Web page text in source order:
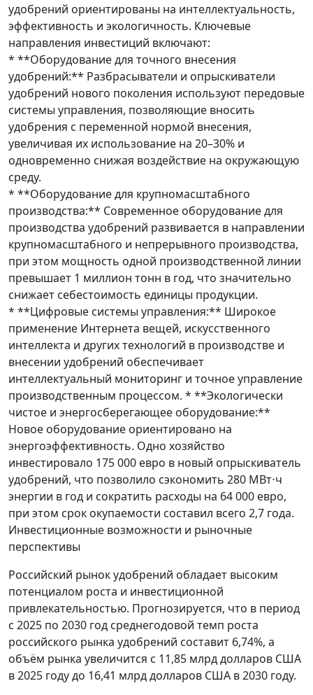
удобрений ориентированы на интеллектуальность,
эффективность и экологичность. Ключевые
направления инвестиций включают:
* **Оборудование для точного внесения
удобрений:** Разбрасыватели и опрыскиватели
удобрений нового поколения используют передовые
системы управления, позволяющие вносить
удобрения с переменной нормой внесения,
увеличивая их использование на 20–30% и
одновременно снижая воздействие на окружающую
среду.
* **Оборудование для крупномасштабного
производства:** Современное оборудование для
производства удобрений развивается в направлении
крупномасштабного и непрерывного производства,
при этом мощность одной производственной линии
превышает 1 миллион тонн в год, что значительно
снижает себестоимость единицы продукции.
* **Цифровые системы управления:** Широкое
применение Интернета вещей, искусственного
интеллекта и других технологий в производстве и
внесении удобрений обеспечивает
интеллектуальный мониторинг и точное управление
производственным процессом. * **Экологически
чистое и энергосберегающее оборудование:**
Новое оборудование ориентировано на
энергоэффективность. Одно хозяйство
инвестировало 175 000 евро в новый опрыскиватель
удобрений, что позволило сэкономить 280 МВт⋅ч
энергии в год и сократить расходы на 64 000 евро,
при этом срок окупаемости составил всего 2,7 года.
Инвестиционные возможности и рыночные
перспективы
Российский рынок удобрений обладает высоким
потенциалом роста и инвестиционной
привлекательностью. Прогнозируется, что в период
с 2025 по 2030 год среднегодовой темп роста
российского рынка удобрений составит 6,74%, а
объём рынка увеличится с 11,85 млрд долларов США
в 2025 году до 16,41 млрд долларов США в 2030 году.